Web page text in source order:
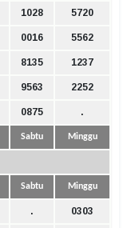
1028 5720
0016 5562
8135 1237
9563 2252
0875 .
Sabtu Minggu
Sabtu Minggu
. 0303